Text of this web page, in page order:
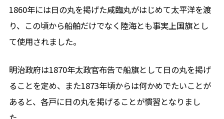
1860年には日の丸を掲げた咸臨丸がはじめて太平洋を渡
り、この頃から船舶だけでなく陸海とも事実上国旗とし
て使用されました。
明治政府は1870年太政官布告で船旗として日の丸を掲げ
ることを定め、また1873年頃からは何かめでたいことが
あると、各戸に日の丸を掲げることが慣習となりまし